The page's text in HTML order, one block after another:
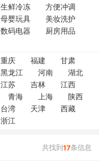
生鲜冷冻
方便冲调
母婴玩具
美妆洗护
数码电器
厨房用品
重庆 福建
甘肃
黑龙江 河南
湖北
江苏 吉林
江西
青海 上海
陕西
台湾 天津
西藏
浙江
共找到17条信息